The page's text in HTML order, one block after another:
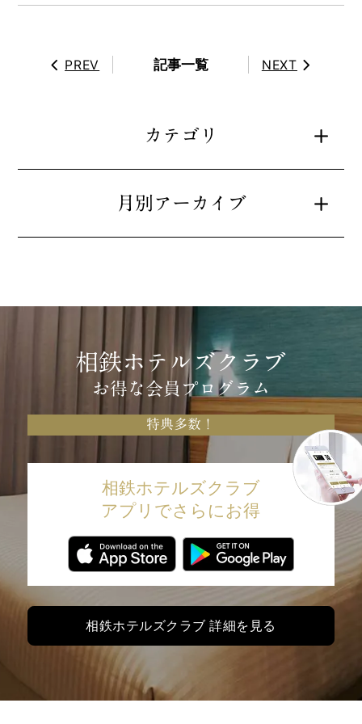
PREV 記事一覧 NEXT
カテゴリ
月別アーカイブ
相鉄ホテルズクラブ
お得な会員プログラム
特典多数！
相鉄ホテルズクラブ
アプリでさらにお得
相鉄ホテルズクラブ 詳細を見る